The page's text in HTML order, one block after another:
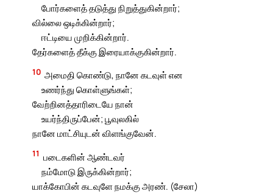
போர்களைத் தடுத்து நிறுத்துகின்றார்;
வில்லை ஒடிக்கின்றார்;
ஈட்டியை முறிக்கின்றார்.
தேர்களைத் தீக்கு இரையாக்குகின்றார்.
10 அமைதி கொண்டு, நானே கடவுள் என
உணர்ந்து கொள்ளுங்கள்;
வேற்றினத்தாரிடையே நான்
உயர்ந்திருப்பேன்; பூவுலகில்
நானே மாட்சியுடன் விளங்குவேன்.
11 படைகளின் ஆண்டவர்
நம்மோடு இருக்கின்றார்;
யாக்கோபின் கடவுளே நமக்கு அரண். (சேலா)